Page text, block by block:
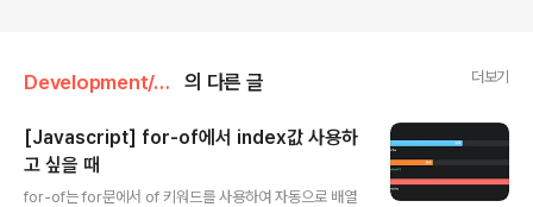
Development/Javascript 의 다른 글 더보기
[Javascript] for-of에서 index값 사용하
고 싶을 때
for-of는 for문에서 of 키워드를 사용하여 자동으로 배열